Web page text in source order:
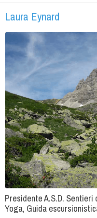
Laura Eynard
Presidente A.S.D.
Yoga, Guida